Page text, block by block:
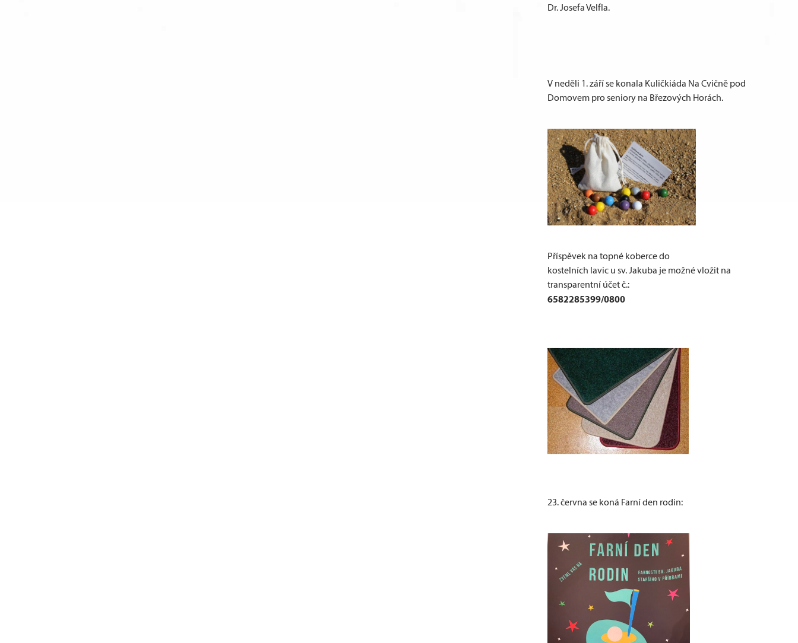
Dr. Josefa Velfla.
V neděli 1. září se konala Kuličkiáda Na Cvičně pod
Domovem pro seniory na Březových Horách.
Příspěvek na topné koberce do
kostelních lavic u sv. Jakuba je možné vložit na
transparentní účet č.:
6582285399/0800
23. června se koná Farní den rodin: